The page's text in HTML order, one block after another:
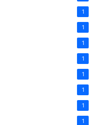
1
1
1
1
1
1
1
1